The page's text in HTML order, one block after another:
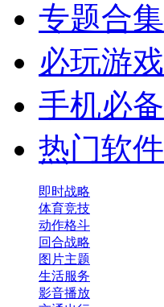
专题合集
必玩游戏
手机必备
热门软件
即时战略
体育竞技
动作格斗
回合战略
图片主题
生活服务
影音播放